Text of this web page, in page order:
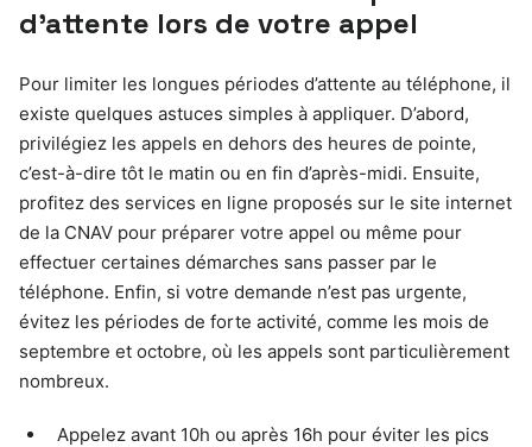
d’attente lors de votre appel
Pour limiter les longues périodes d’attente au téléphone, il
existe quelques astuces simples à appliquer. D’abord,
privilégiez les appels en dehors des heures de pointe,
c’est-à-dire tôt le matin ou en fin d’après-midi. Ensuite,
profitez des services en ligne proposés sur le site internet
de la CNAV pour préparer votre appel ou même pour
effectuer certaines démarches sans passer par le
téléphone. Enfin, si votre demande n’est pas urgente,
évitez les périodes de forte activité, comme les mois de
septembre et octobre, où les appels sont particulièrement
nombreux.
Appelez avant 10h ou après 16h pour éviter les pics